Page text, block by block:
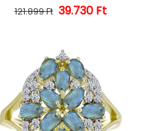
Normál ár
121.899 Ft 39.730 Ft